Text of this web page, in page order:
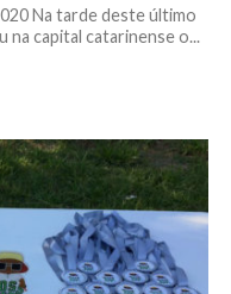
Na tarde deste último
na capital catarinense o...